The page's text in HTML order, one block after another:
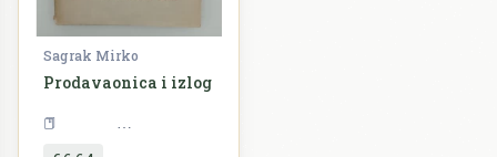
Sagrak Mirko
Prodavaonica i izlog